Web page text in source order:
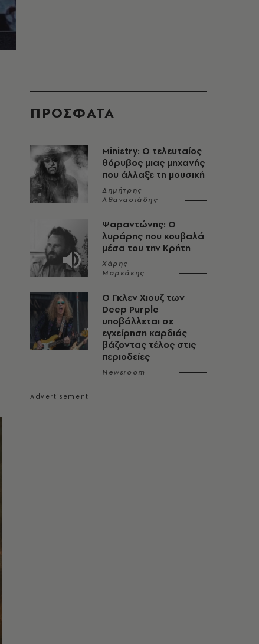
ΠΡΟΣΦΑΤΑ
Ministry: Ο τελευταίος
θόρυβος μιας μηχανής
που άλλαξε τη μουσική
Δημήτρης
Αθανασιάδης
Ψαραντώνης: Ο
λυράρης που κουβαλά
μέσα του την Κρήτη
Χάρης
Μαρκάκης
O Γκλεν Χιουζ των
Deep Purple
υποβάλλεται σε
εγχείρηση καρδιάς
βάζοντας τέλος στις
περιοδείες
Newsroom